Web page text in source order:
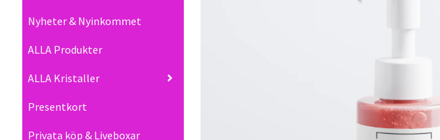
Nyheter & Nyinkommet
ALLA Produkter
ALLA Kristaller
Presentkort
Privata köp & Liveboxar